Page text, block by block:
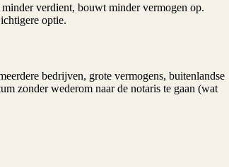
verdient, bouwt minder vermogen op.
optie.
bedrijven, grote vermogens, buitenlandse
zonder wederom naar de notaris te gaan (wat